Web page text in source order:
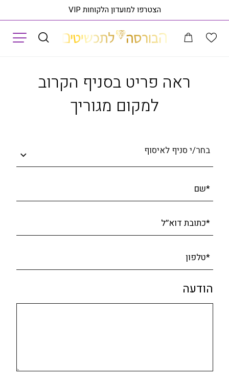
הצטרפו למועדון הלקוחות VIP
ראה פריט בסניף הקרוב
למקום מגוריך
בחר/י סניף לאיסוף
*שם
*כתובת דוא׳׳ל
*טלפון
הודעה